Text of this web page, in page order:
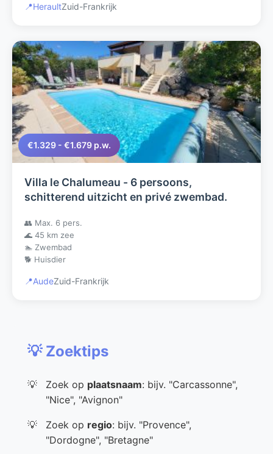
📍HeraultZuid-Frankrijk
€1.329 - €1.679 p.w.
Villa le Chalumeau - 6 persoons,
schitterend uitzicht en privé zwembad.
👥 Max. 6 pers.
🌊 45 km zee
🏊 Zwembad
🐕 Huisdier
📍AudeZuid-Frankrijk
💡 Zoektips
Zoek op plaatsnaam: bijv. "Carcassonne",
"Nice", "Avignon"
Zoek op regio: bijv. "Provence",
"Dordogne", "Bretagne"